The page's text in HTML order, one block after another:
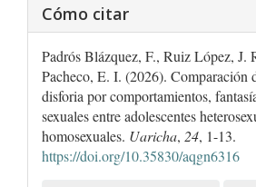
Cómo citar
Padrós Blázquez, F., Ruiz López, J.
Pacheco, E. I. (2026). Comparación
disforia por comportamientos,
sexuales entre adolescentes
homosexuales. Uaricha, 24, 1-13.
https://doi.org/10.35830/aqgn6316